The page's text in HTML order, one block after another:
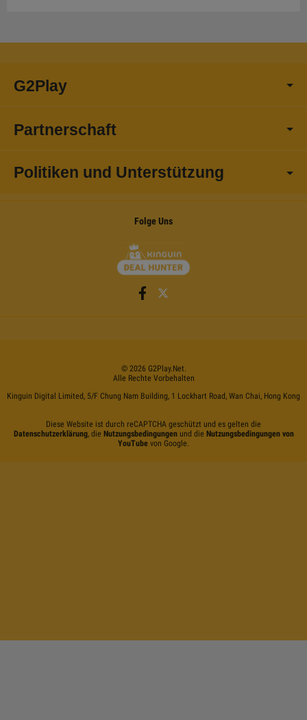
G2Play
Partnerschaft
Politiken und Unterstützung
Folge Uns
© 2026 G2Play.net.
Alle Rechte Vorbehalten
Kinguin Digital Limited, 5/F Chung Nam Building, 1 Lockhart Road, Wan Chai, Hong Kong
Diese Website ist durch reCAPTCHA geschützt und es gelten die
Datenschutzerklärung, die Nutzungsbedingungenund die Nutzungsbedingungen von
YouTube von Google.